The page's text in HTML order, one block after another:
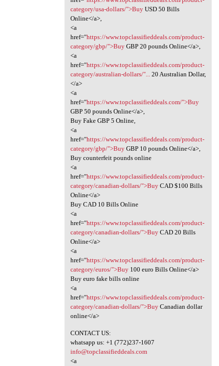
category/usa-dollars/">BuyUSD 50 Bills
Online</a>,
<a
href="https://www.topclassifieddeals.com/product-
category/gbp/">BuyGBP 20 pounds Online</a>,
<a
href="https://www.topclassifieddeals.com/product-
category/australian-dollars/"...20 Australian Dollar,
</a>
<a
href="https://www.topclassifieddeals.com/">Buy
GBP 50 pounds Online</a>,
Buy Fake GBP 5 Online,
<a
href="https://www.topclassifieddeals.com/product-
category/gbp/">BuyGBP 10 pounds Online</a>,
Buy counterfeit pounds online
<a
href="https://www.topclassifieddeals.com/product-
category/canadian-dollars/">BuyCAD $100 Bills
Online</a>
Buy CAD 10 Bills Online
<a
href="https://www.topclassifieddeals.com/product-
category/canadian-dollars/">BuyCAD 20 Bills
Online</a>
<a
href="https://www.topclassifieddeals.com/product-
category/euros/">Buy100 euro Bills Online</a>
Buy euro fake bills online
<a
href="https://www.topclassifieddeals.com/product-
category/canadian-dollars/">BuyCanadian dollar
online</a>
CONTACT US:
whatsapp us: +1 (772)237-1607
info@topclassifieddeals.com
<a